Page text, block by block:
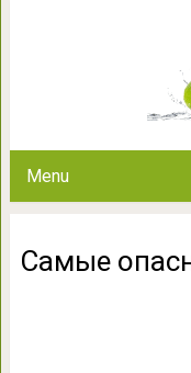
Menu
Самые